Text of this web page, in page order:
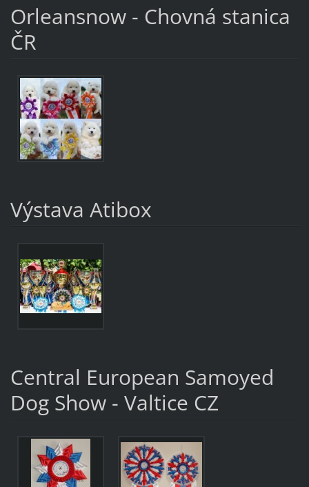
Orleansnow - Chovná stanica
ČR
Výstava Atibox
Central European Samoyed
Dog Show - Valtice CZ